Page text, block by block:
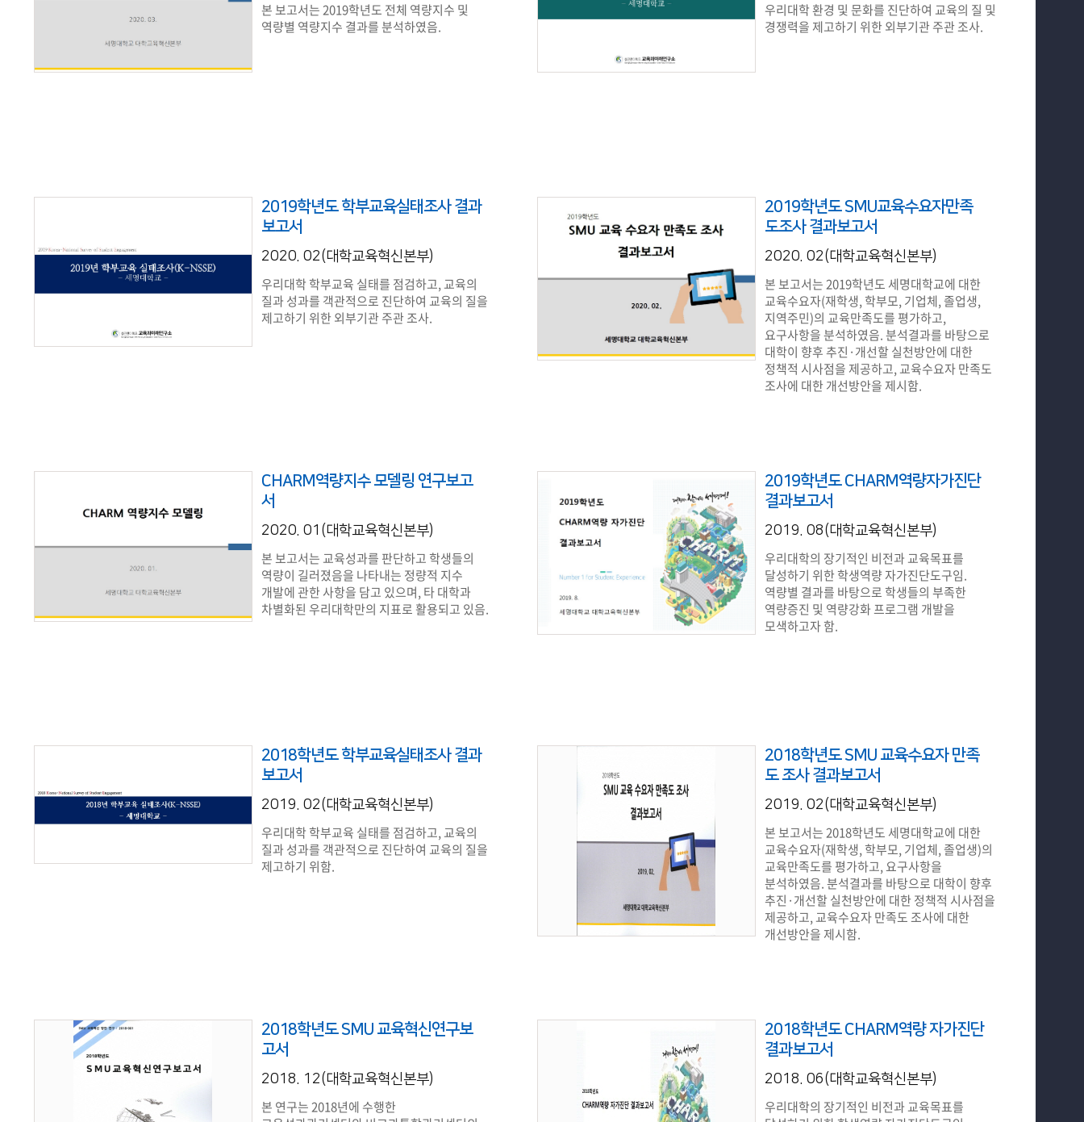
본 보고서는 2019학년도 전체 역량지수 및
역량별 역량지수 결과를 분석하였음.
우리대학 환경 및 문화를 진단하여 교육의 질 및
경쟁력을 제고하기 위한 외부기관 주관 조사.
2019학년도 학부교육실태조사 결과
보고서
2020. 02(대학교육혁신본부)
우리대학 학부교육 실태를 점검하고, 교육의
질과 성과를 객관적으로 진단하여 교육의 질을
제고하기 위한 외부기관 주관 조사.
2019학년도 SMU교육수요자만족
도조사 결과보고서
2020. 02(대학교육혁신본부)
본 보고서는 2019학년도 세명대학교에 대한
교육수요자(재학생, 학부모, 기업체, 졸업생,
지역주민)의 교육만족도를 평가하고,
요구사항을 분석하였음. 분석결과를 바탕으로
대학이 향후 추진·개선할 실천방안에 대한
정책적 시사점을 제공하고, 교육수요자 만족도
조사에 대한 개선방안을 제시함.
CHARM역량지수 모델링 연구보고
서
2020. 01(대학교육혁신본부)
본 보고서는 교육성과를 판단하고 학생들의
역량이 길러졌음을 나타내는 정량적 지수
개발에 관한 사항을 담고 있으며, 타 대학과
차별화된 우리대학만의 지표로 활용되고 있음.
2019학년도 CHARM역량자가진단
결과보고서
2019. 08(대학교육혁신본부)
우리대학의 장기적인 비전과 교육목표를
달성하기 위한 학생역량 자가진단도구임.
역량별 결과를 바탕으로 학생들의 부족한
역량증진 및 역량강화 프로그램 개발을
모색하고자 함.
2018학년도 학부교육실태조사 결과
보고서
2019. 02(대학교육혁신본부)
우리대학 학부교육 실태를 점검하고, 교육의
질과 성과를 객관적으로 진단하여 교육의 질을
제고하기 위함.
2018학년도 SMU 교육수요자 만족
도 조사 결과보고서
2019. 02(대학교육혁신본부)
본 보고서는 2018학년도 세명대학교에 대한
교육수요자(재학생, 학부모, 기업체, 졸업생)의
교육만족도를 평가하고, 요구사항을
분석하였음. 분석결과를 바탕으로 대학이 향후
추진·개선할 실천방안에 대한 정책적 시사점을
제공하고, 교육수요자 만족도 조사에 대한
개선방안을 제시함.
2018학년도 SMU 교육혁신연구보
고서
2018. 12(대학교육혁신본부)
본 연구는 2018년에 수행한
2018학년도 CHARM역량 자가진단
결과보고서
2018. 06(대학교육혁신본부)
우리대학의 장기적인 비전과 교육목표를